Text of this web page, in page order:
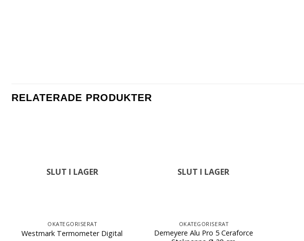
RELATERADE PRODUKTER
SLUT I LAGER
OKATEGORISERAT
Westmark Termometer Digital
SLUT I LAGER
OKATEGORISERAT
Demeyere Alu Pro 5 Ceraforce